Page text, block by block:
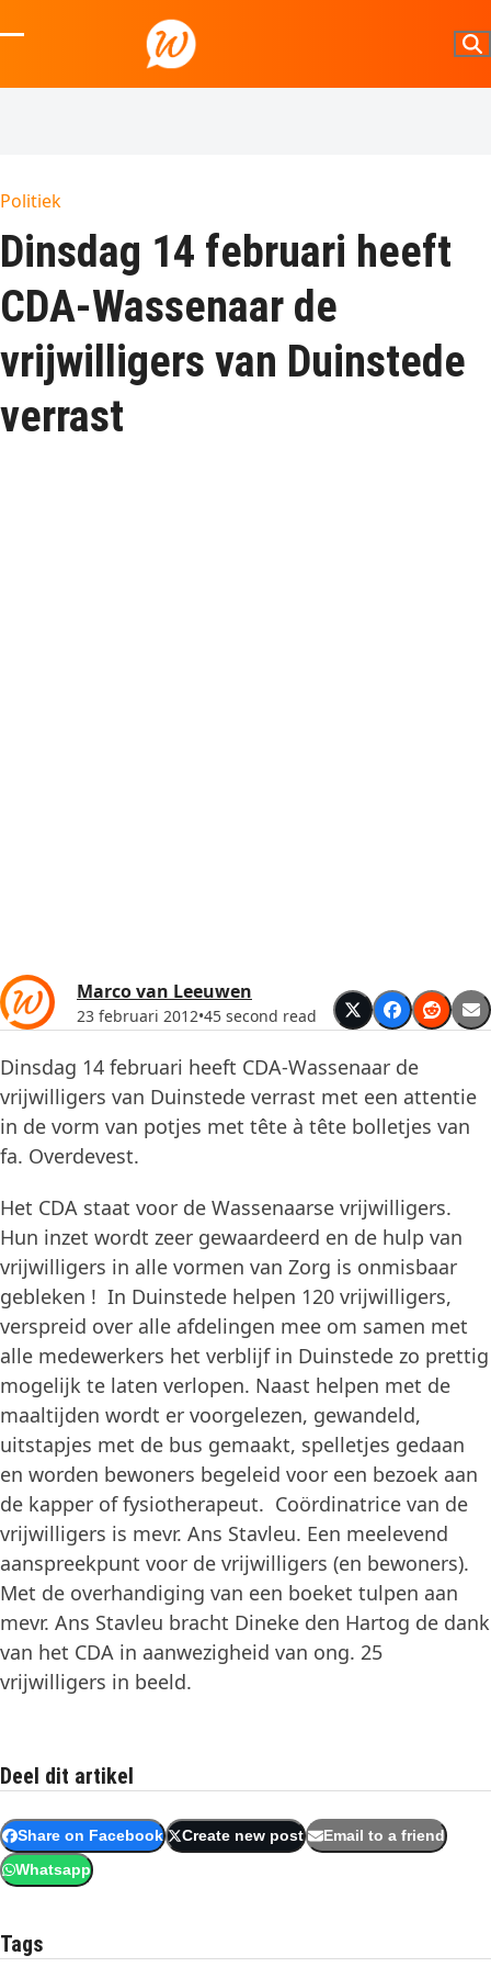
to
mobile
mobile
Politiek
Dinsdag 14 februari heeft
CDA-Wassenaar de
vrijwilligers van Duinstede
verrast
Marco van Leeuwen
23 februari 2012•45 second read
Dinsdag 14 februari heeft CDA-Wassenaar de
vrijwilligers van Duinstede verrast met een attentie
in de vorm van potjes met tête à tête bolletjes van
fa. Overdevest.
Het CDA staat voor de Wassenaarse vrijwilligers.
Hun inzet wordt zeer gewaardeerd en de hulp van
vrijwilligers in alle vormen van Zorg is onmisbaar
gebleken ! In Duinstede helpen 120 vrijwilligers,
verspreid over alle afdelingen mee om samen met
alle medewerkers het verblijf in Duinstede zo prettig
mogelijk te laten verlopen. Naast helpen met de
maaltijden wordt er voorgelezen, gewandeld,
uitstapjes met de bus gemaakt, spelletjes gedaan
en worden bewoners begeleid voor een bezoek aan
de kapper of fysiotherapeut. Coördinatrice van de
vrijwilligers is mevr. Ans Stavleu. Een meelevend
aanspreekpunt voor de vrijwilligers (en bewoners).
Met de overhandiging van een boeket tulpen aan
mevr. Ans Stavleu bracht Dineke den Hartog de dank
van het CDA in aanwezigheid van ong. 25
vrijwilligers in beeld.
Deel dit artikel
Share on Facebook Create new post Email to a friend
Whatsapp
Tags